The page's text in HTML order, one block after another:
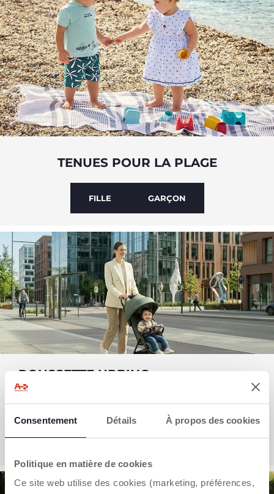
Consentement Détails À propos des cookies
Politique en matière de cookies
Ce site web utilise des cookies (marketing, préférences,
TENUES POUR LA PLAGE
FILLE GARÇON
POUSSETTE URBINO
La poussette légère à emporter partout !